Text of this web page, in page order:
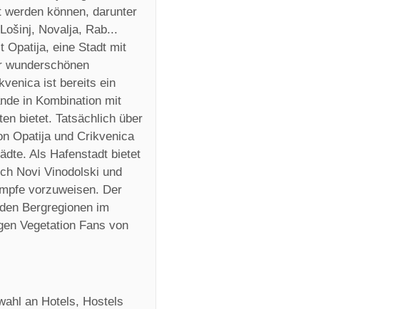
können, darunter
Novalja, Rab...
Opatija, eine Stadt mit
wunderschönen
ist bereits ein
in Kombination mit
bietet. Tatsächlich über
Opatija und Crikvenica
Als Hafenstadt bietet
Novi Vinodolski und
vorzuweisen. Der
Bergregionen im
Vegetation Fans von
an Hotels, Hostels